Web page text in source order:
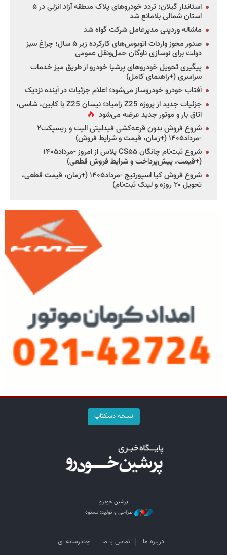
استاندار گیلان: تردد خودروهای پلاک منطقه آزاد انزلی در ۵
استان شمالی بلامانع شد
ماشاله وردینی مدیرعامل شرکت گواه شد
صدور مجوز واردات اتوبوس‌های کارکرده زیر ۵ سال؛ چراغ سبز
دولت برای نوسازی ناوگان حمل‌ونقل عمومی
پیگیری تحویل خودروهای پرشیا خودرو از طریق میز خدمات
سراسری (+راهنمای کامل)
آفتاب خودرو خودروساز می‌شود؛ اعلام جزئیات در آینده نزدیک
جزئیات جدید از پروژه Z25 زامیاد؛ نیسان Z25 با کابین، شاسی،
اتاق بار و موتور جدید عرضه می‌شود
شروع فروش بدون قرعه‌کشی فیدلیتی الیت و ریسپکت۲
-مرداد۱۴۰۵ (+زمان، قیمت و شرایط فروش)
شروع ثبت‌نام چانگان CS۵۵ پلاس از امروز -مرداد۱۴۰۵
(+قیمت، پیش‌پرداخت و شرایط فروش قطعی)
شروع فروش کیا اسپورتیج -مرداد۱۴۰۵ (+زمان، قیمت قطعی،
تحویل ۲۰ روزه و لینک ثبت‌نام)
نسخه دسکتاپ
پرشین خودرو
طراحی و تولید: نستوه
درباره ما تماس با ما چندرسانه ای